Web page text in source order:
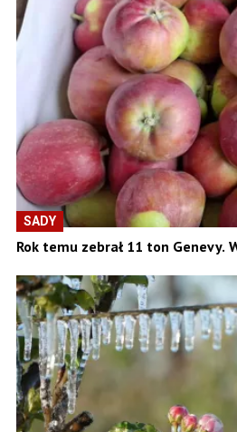
SADY
Rok temu zebrał 11 ton Genevy.